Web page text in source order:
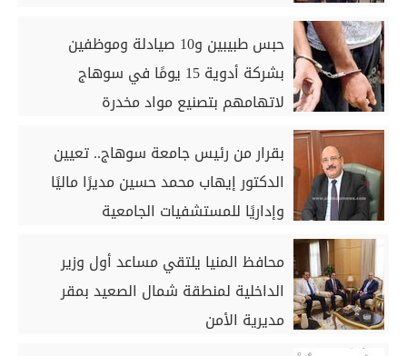
حبس طبيبين و10 صيادلة وموظفين
بشركة أدوية 15 يومًا في سوهاج
لاتهامهم بتصنيع مواد مخدرة
بقرار من رئيس جامعة سوهاج.. تعيين
الدكتور إيهاب محمد حسين مديرًا ماليًا
وإداريًا للمستشفيات الجامعية
محافظ المنيا يلتقي مساعد أول وزير
الداخلية لمنطقة شمال الصعيد بمقر
مديرية الأمن